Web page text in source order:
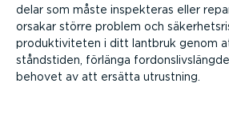
delar som måste inspekteras eller
orsakar större problem och
produk­ti­vi­teten i ditt lantbruk genom
stånds­tiden, förlänga
behovet av att ersätta utrustning.